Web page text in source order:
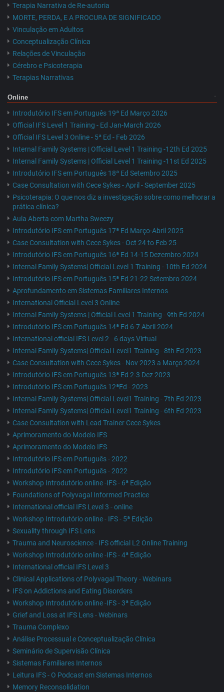
Terapia Narrativa de Re-autoria
MORTE, PERDA, E A PROCURA DE SIGNIFICADO
Vinculação em Adultos
Conceptualização Clínica
Relações de Vinculação
Cérebro e Psicoterapia
Terapias Narrativas
Online
Introdutório IFS em Português 19ª Ed Março 2026
Official IFS Level 1 Training - Ed Jan-March 2026
Official IFS Level 3 Online - 5ª Ed - Feb 2026
Internal Family Systems | Official Level 1 Training -12th Ed 2025
Internal Family Systems | Official Level 1 Training -11st Ed 2025
Introdutório IFS em Português 18ª Ed Setembro 2025
Case Consultation with Cece Sykes - April - September 2025
Psicoterapia: O que nos diz a investigação sobre como melhorar a
prática clínica?
Aula Aberta com Martha Sweezy
Introdutório IFS em Português 17ª Ed Março-Abril 2025
Case Consultation with Cece Sykes - Oct 24 to Feb 25
Introdutório IFS em Português 16ª Ed 14-15 Dezembro 2024
Internal Family Systems| Official Level 1 Training - 10th Ed 2024
Introdutório IFS em Português 15ª Ed 21-22 Setembro 2024
Aprofundamento em Sistemas Familiares Internos
International Official Level 3 Online
Internal Family Systems | Official Level 1 Training - 9th Ed 2024
Introdutório IFS em Português 14ª Ed 6-7 Abril 2024
International official IFS Level 2 - 6 days Virtual
Internal Family Systems| Official Level1 Training - 8th Ed 2023
Case Consultation with Cece Sykes - Nov 2023 a Março 2024
Introdutório IFS em Português 13ª Ed 2-3 Dez 2023
Introdutório IFS em Português 12ªEd - 2023
Internal Family Systems| Official Level1 Training - 7th Ed 2023
Internal Family Systems| Official Level1 Training - 6th Ed 2023
Case Consultation with Lead Trainer Cece Sykes
Aprimoramento do Modelo IFS
Aprimoramento do Modelo IFS
Introdutório IFS em Português - 2022
Introdutório IFS em Português - 2022
Workshop Introdutório online -IFS - 6ª Edição
Foundations of Polyvagal Informed Practice
International official IFS Level 3 - online
Workshop Introdutório online - IFS - 5ª Edição
Sexuality through IFS Lens
Trauma and Neuroscience - IFS official L2 Online Training
Workshop Introdutório online -IFS - 4ª Edição
International official IFS Level 3
Clinical Applications of Polyvagal Theory - Webinars
IFS on Addictions and Eating Disorders
Workshop Introdutório online -IFS - 3ª Edição
Grief and Loss at IFS Lens - Webinars
Trauma Complexo
Análise Processual e Conceptualização Clínica
Seminário de Supervisão Clínica
Sistemas Familiares Internos
Leitura IFS - O Podcast em Sistemas Internos
Memory Reconsolidation